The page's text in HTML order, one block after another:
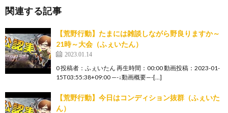
関連する記事
【荒野行動】たまには雑談しながら野良りますか～
21時～大会（ふぇいたん）
2023.01.14
0 投稿者：ふぇいたん 再生時間：00:00 動画投稿：2023-01-
15T03:55:38+09:00 —-↓動画概要—-[…]
【荒野行動】今日はコンディション抜群（ふぇいた
ん）